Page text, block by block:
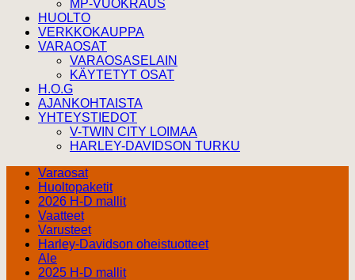
MP-VUOKRAUS
HUOLTO
VERKKOKAUPPA
VARAOSAT
VARAOSASELAIN
KÄYTETYT OSAT
H.O.G
AJANKOHTAISTA
YHTEYSTIEDOT
V-TWIN CITY LOIMAA
HARLEY-DAVIDSON TURKU
Varaosat
Huoltopaketit
2026 H-D mallit
Vaatteet
Varusteet
Harley-Davidson oheistuotteet
Ale
2025 H-D mallit